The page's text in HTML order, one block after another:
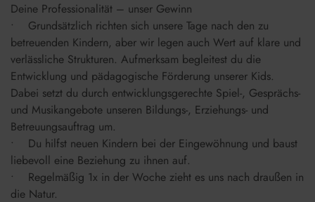
Deine Professionalität – unser Gewinn
• Grundsätzlich richten sich unsere Tage nach den zu
betreuenden Kindern, aber wir legen auch Wert auf klare und
verlässliche Strukturen. Aufmerksam begleitest du die
Entwicklung und pädagogische Förderung unserer Kids.
Dabei setzt du durch entwicklungsgerechte Spiel-, Gesprächs-
und Musikangebote unseren Bildungs-, Erziehungs- und
Betreuungsauftrag um.
• Du hilfst neuen Kindern bei der Eingewöhnung und baust
liebevoll eine Beziehung zu ihnen auf.
• Regelmäßig 1x in der Woche zieht es uns nach draußen in
die Natur.